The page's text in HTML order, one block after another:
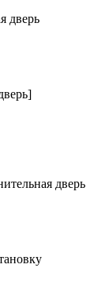
дверь
дверь